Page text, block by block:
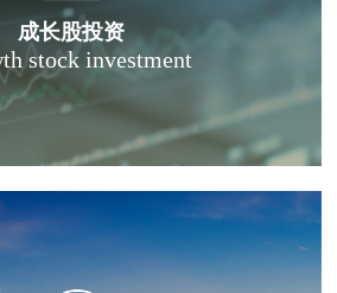
成长股投资
stock investment